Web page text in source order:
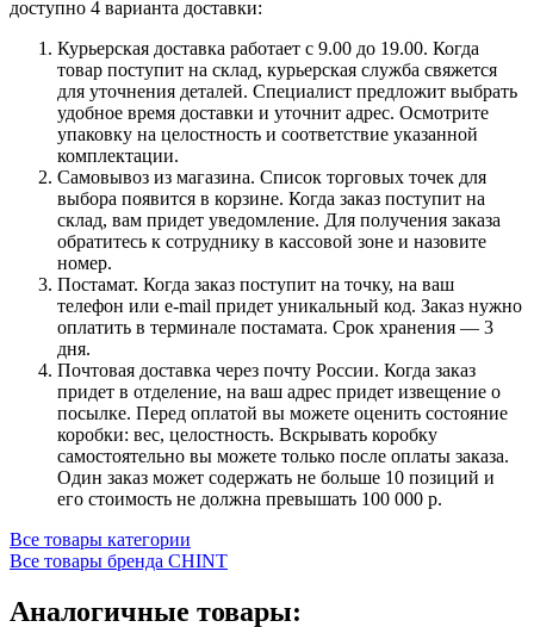
доступно 4 варианта доставки:
Курьерская доставка работает с 9.00 до 19.00. Когда
товар поступит на склад, курьерская служба свяжется
для уточнения деталей. Специалист предложит выбрать
удобное время доставки и уточнит адрес. Осмотрите
упаковку на целостность и соответствие указанной
комплектации.
Самовывоз из магазина. Список торговых точек для
выбора появится в корзине. Когда заказ поступит на
склад, вам придет уведомление. Для получения заказа
обратитесь к сотруднику в кассовой зоне и назовите
номер.
Постамат. Когда заказ поступит на точку, на ваш
телефон или e-mail придет уникальный код. Заказ нужно
оплатить в терминале постамата. Срок хранения — 3
дня.
Почтовая доставка через почту России. Когда заказ
придет в отделение, на ваш адрес придет извещение о
посылке. Перед оплатой вы можете оценить состояние
коробки: вес, целостность. Вскрывать коробку
самостоятельно вы можете только после оплаты заказа.
Один заказ может содержать не больше 10 позиций и
его стоимость не должна превышать 100 000 р.
Все товары категории
Все товары бренда CHINT
Аналогичные товары: